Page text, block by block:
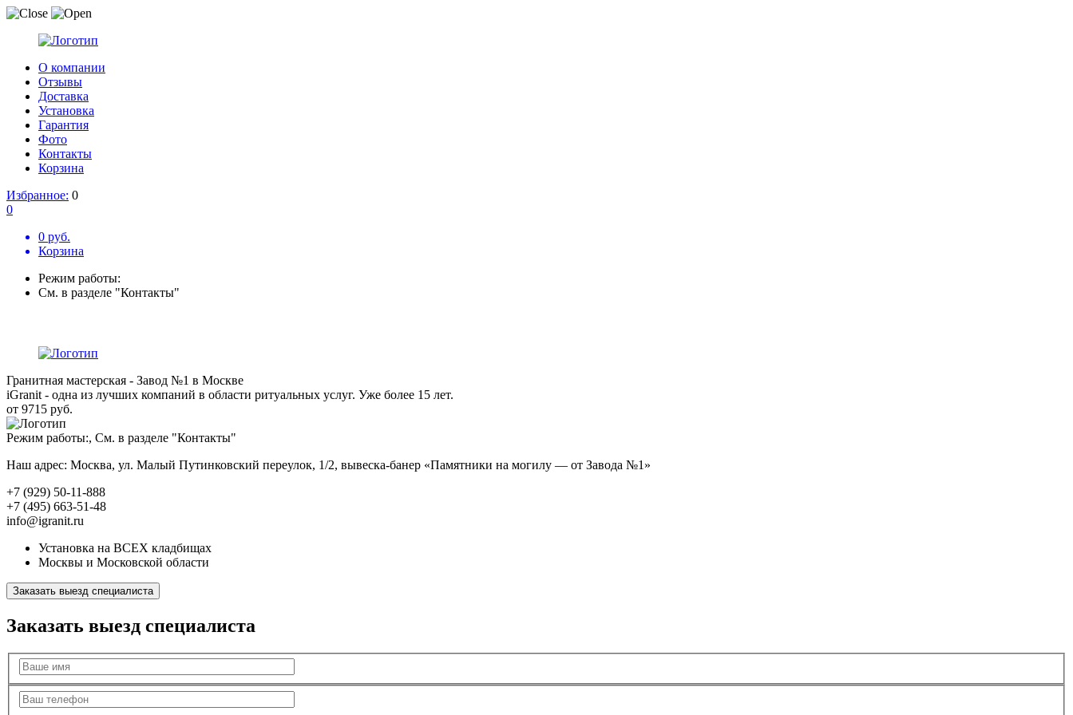
О компании
Отзывы
Доставка
Установка
Гарантия
Фото
Контакты
Корзина
Избранное: 0
0
0 руб.
Корзина
Режим работы:
См. в разделе "Контакты"
Гранитная мастерская - Завод №1 в Москве
iGranit - одна из лучших компаний в области ритуальных услуг. Уже более 15 лет.
от 9715 руб.
Режим работы:, См. в разделе "Контакты"
Наш адрес: Москва, ул. Малый Путинковский переулок, 1/2, вывеска-банер «Памятники на могилу — от Завода №1»
+7 (929) 50-11-888
+7 (495) 663-51-48
info@igranit.ru
Установка на ВСЕХ кладбищах
Москвы и Московской области
Заказать выезд специалиста
Заказать выезд специалиста